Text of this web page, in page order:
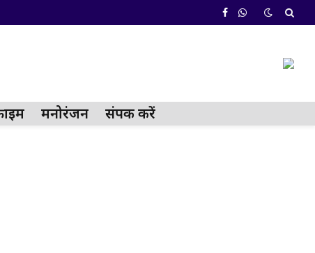
Facebook
WhatsApp
मनोरंजन संपर्क करें